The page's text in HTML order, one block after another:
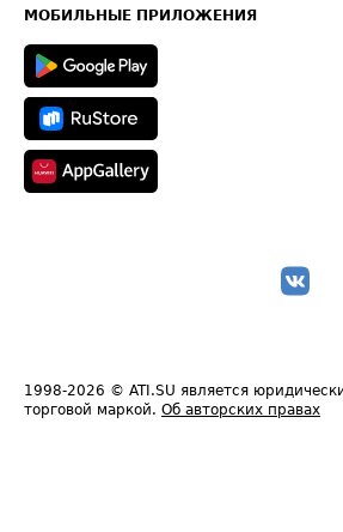
Техническая информация
МОБИЛЬНЫЕ ПРИЛОЖЕНИЯ
1998-2026 © ATI.SU является
торговой маркой. Об авторских правах